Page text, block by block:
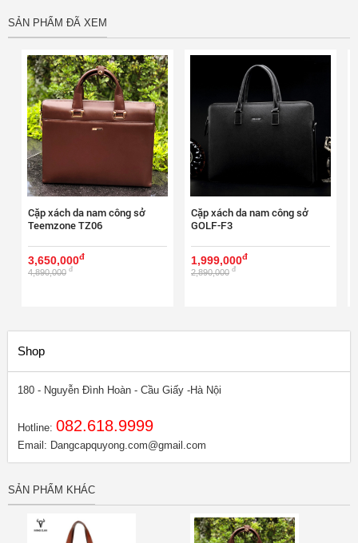
SẢN PHẨM ĐÃ XEM
Cặp xách da nam công sở
Teemzone TZ06
3,650,000đ
4,890,000 đ
Cặp xách da nam công sở
GOLF-F3
1,999,000đ
2,890,000 đ
Shop
180 - Nguyễn Đình Hoàn - Cầu Giấy -Hà Nội
Hotline: 082.618.9999
Email: Dangcapquyong.com@gmail.com
SẢN PHẨM KHÁC